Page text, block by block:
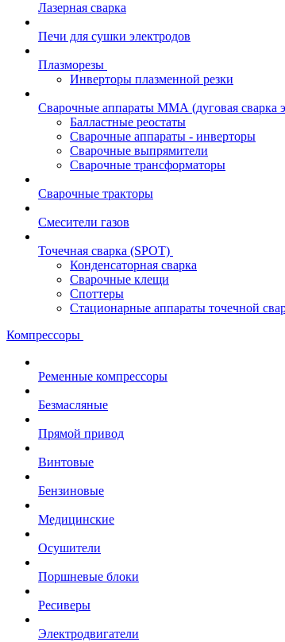
Лазерная сварка
Печи для сушки электродов
Плазморезы
Инверторы плазменной резки
Сварочные аппараты ММА (дуговая сварка
Балластные реостаты
Сварочные аппараты - инверторы
Сварочные выпрямители
Сварочные трансформаторы
Сварочные тракторы
Смесители газов
Точечная сварка (SPOT)
Конденсаторная сварка
Сварочные клещи
Споттеры
Стационарные аппараты точечной
Компрессоры
Ременные компрессоры
Безмасляные
Прямой привод
Винтовые
Бензиновые
Медицинские
Осушители
Поршневые блоки
Ресиверы
Электродвигатели